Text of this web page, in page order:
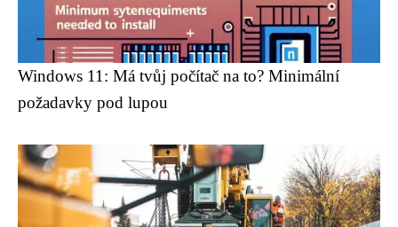
Windows 11: Má tvůj počítač na to? Minimální
požadavky pod lupou